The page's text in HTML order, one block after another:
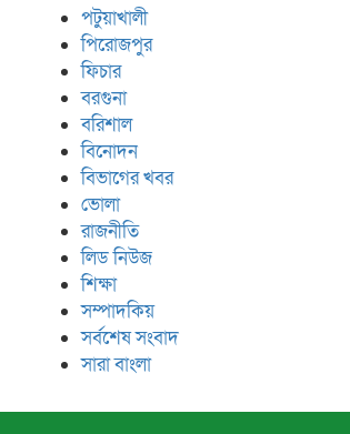
পটুয়াখালী
পিরোজপুর
ফিচার
বরগুনা
বরিশাল
বিনোদন
বিভাগের খবর
ভোলা
রাজনীতি
লিড নিউজ
শিক্ষা
সম্পাদকিয়
সর্বশেষ সংবাদ
সারা বাংলা